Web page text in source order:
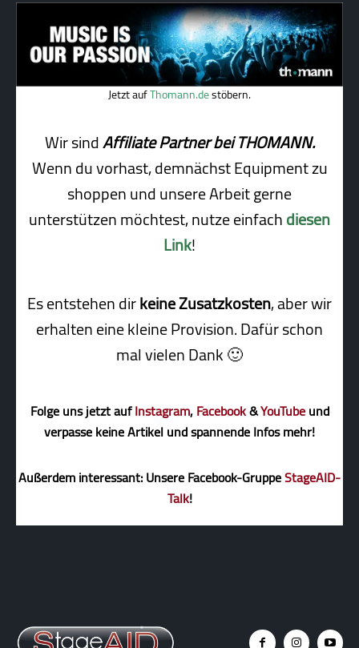
Jetzt aufThomann.destöbern.
Wir sindAffiliate Partner bei THOMANN.
Wenn du vorhast, demnächst Equipment zu
shoppen und unsere Arbeit gerne
unterstützen möchtest, nutze einfachdiesen
Link!
Es entstehen dirkeine Zusatzkosten, aber wir
erhalten eine kleine Pro­vi­sion. Dafür schon
mal vielen Dank 🙂
Folge uns jetzt aufInstagram,Facebook&YouTubeund
verpasse keine Artikel und spannende Infos mehr!
Außerdem interessant: Unsere Facebook-GruppeStageAID-
Talk!